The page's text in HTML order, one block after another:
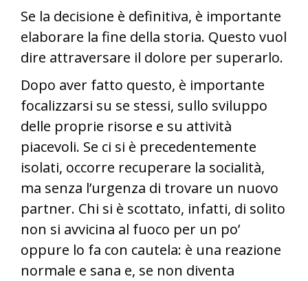
Se la decisione è definitiva, è importante
elaborare la fine della storia. Questo vuol
dire attraversare il dolore per superarlo.
Dopo aver fatto questo, è importante
focalizzarsi su se stessi, sullo sviluppo
delle proprie risorse e su attività
piacevoli. Se ci si è precedentemente
isolati, occorre recuperare la socialità,
ma senza l’urgenza di trovare un nuovo
partner. Chi si è scottato, infatti, di solito
non si avvicina al fuoco per un po’
oppure lo fa con cautela: è una reazione
normale e sana e, se non diventa